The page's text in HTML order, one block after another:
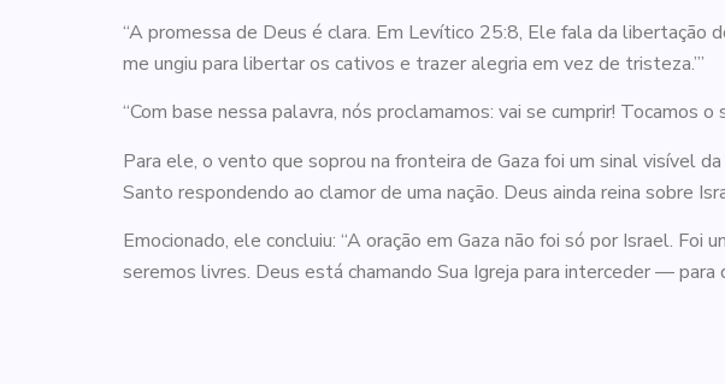
“A promessa de Deus é clara. Em Levítico 25:8, Ele fala da libertação
me ungiu para libertar os cativos e trazer alegria em vez de tristeza.’”
“Com base nessa palavra, nós proclamamos: vai se cumprir! Tocamos
Para ele, o vento que soprou na fronteira de Gaza foi um sinal visível
Santo respondendo ao clamor de uma nação. Deus ainda reina sobre
Emocionado, ele concluiu: “A oração em Gaza não foi só por Israel.
seremos livres. Deus está chamando Sua Igreja para interceder —